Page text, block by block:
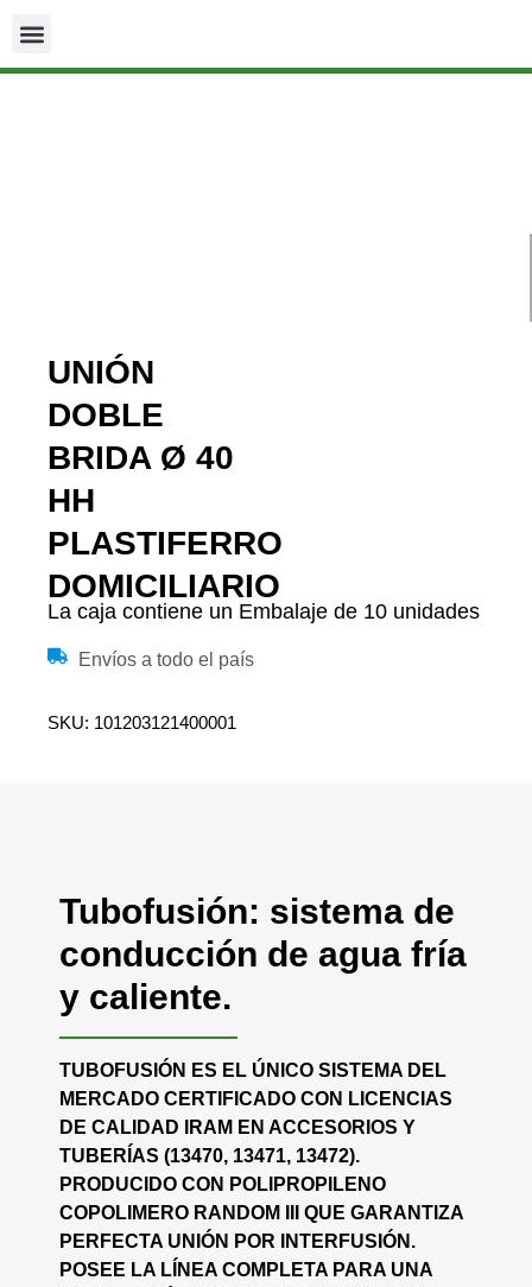
UNIÓN
DOBLE
BRIDA Ø 40
HH
PLASTIFERRO
DOMICILIARIO
La caja contiene un Embalaje de 10 unidades
Envíos a todo el país
SKU: 101203121400001
Tubofusión: sistema de
conducción de agua fría
y caliente.
TUBOFUSIÓN ES EL ÚNICO SISTEMA DEL
MERCADO CERTIFICADO CON LICENCIAS
DE CALIDAD IRAM EN ACCESORIOS Y
TUBERÍAS (13470, 13471, 13472).
PRODUCIDO CON POLIPROPILENO
COPOLIMERO RANDOM III QUE GARANTIZA
PERFECTA UNIÓN POR INTERFUSIÓN.
POSEE LA LÍNEA COMPLETA PARA UNA